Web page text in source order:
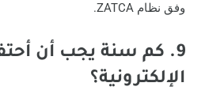
وفق نظام ZATCA.
9.
كم سنة يجب أن
الإلكترونية؟